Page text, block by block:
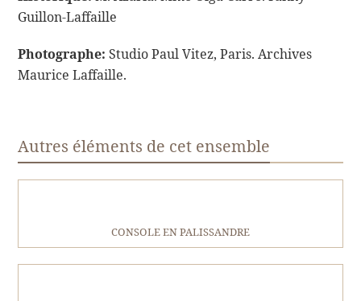
Guillon-Laffaille
Photographe: Studio Paul Vitez, Paris. Archives
Maurice Laffaille.
Autres éléments de cet ensemble
CONSOLE EN PALISSANDRE